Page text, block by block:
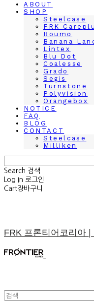
ABOUT
SHOP
Steelcase
FRK
Roumo
Banana
Lintex
Blu Dot
Coalesse
Grado
Segis
Turnstone
Polyvision
Orangebox
NOTICE
FAQ
BLOG
CONTACT
Steelcase
Milliken
Search 검색
Log In 로그인
Cart장바구니
FRK 프론티어코리아